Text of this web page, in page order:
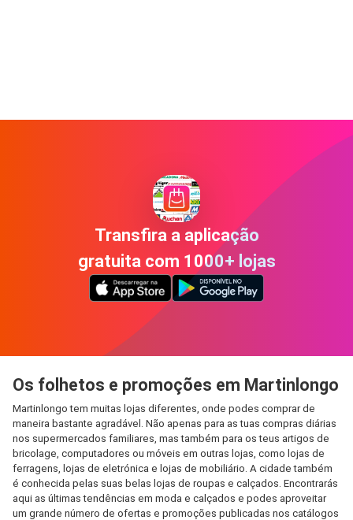
Transfira a aplicação
gratuita com 1000+ lojas
Os folhetos e promoções em Martinlongo
Martinlongo tem muitas lojas diferentes, onde podes comprar de
maneira bastante agradável. Não apenas para as tuas compras diárias
nos supermercados familiares, mas também para os teus artigos de
bricolage, computadores ou móveis em outras lojas, como lojas de
ferragens, lojas de eletrónica e lojas de mobiliário. A cidade também
é conhecida pelas suas belas lojas de roupas e calçados. Encontrarás
aqui as últimas tendências em moda e calçados e podes aproveitar
um grande número de ofertas e promoções publicadas nos catálogos